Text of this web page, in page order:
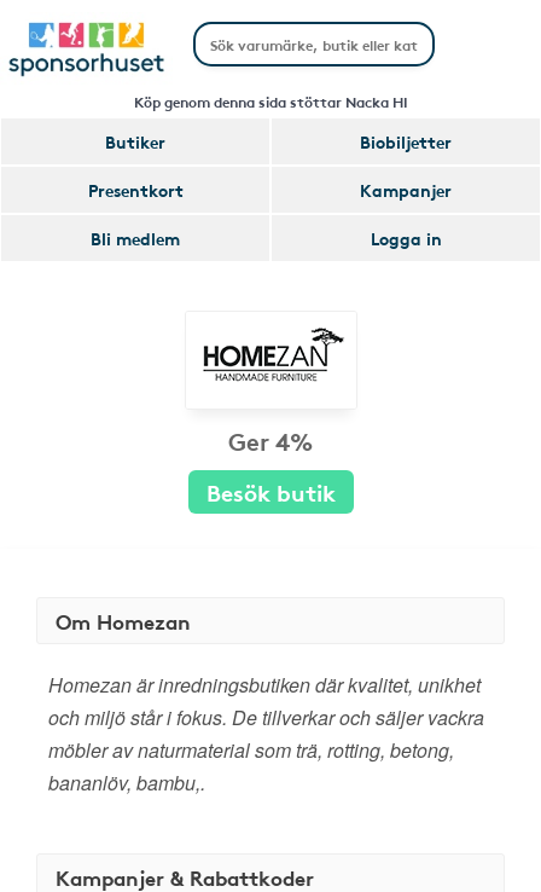
Köp genom denna sida stöttar Nacka HI
Butiker
Biobiljetter
Presentkort
Kampanjer
Bli medlem
Logga in
Ger 4%
Besök butik
Om Homezan
Homezan är inredningsbutiken där kvalitet, unikhet
och miljö står i fokus. De tillverkar och säljer vackra
möbler av naturmaterial som trä, rotting, betong,
bananlöv, bambu,.
Kampanjer & Rabattkoder